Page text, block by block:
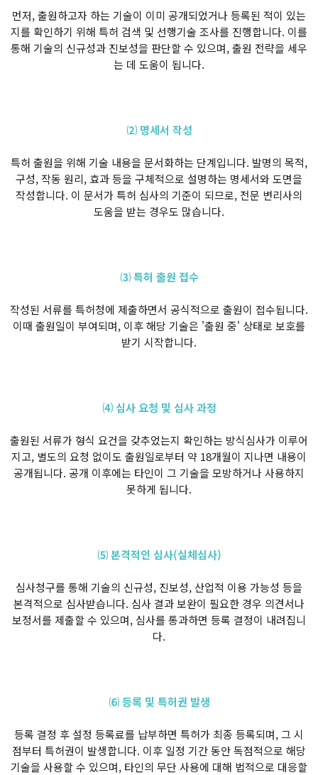
먼저, 출원하고자 하는 기술이 이미 공개되었거나 등록된 적이 있는
지를 확인하기 위해 특허 검색 및 선행기술 조사를 진행합니다. 이를
통해 기술의 신규성과 진보성을 판단할 수 있으며, 출원 전략을 세우
는 데 도움이 됩니다.
⑵ 명세서 작성
특허 출원을 위해 기술 내용을 문서화하는 단계입니다. 발명의 목적,
구성, 작동 원리, 효과 등을 구체적으로 설명하는 명세서와 도면을
작성합니다. 이 문서가 특허 심사의 기준이 되므로, 전문 변리사의
도움을 받는 경우도 많습니다.
⑶ 특허 출원 접수
작성된 서류를 특허청에 제출하면서 공식적으로 출원이 접수됩니다.
이때 출원일이 부여되며, 이후 해당 기술은 '출원 중' 상태로 보호를
받기 시작합니다.
⑷ 심사 요청 및 심사 과정
출원된 서류가 형식 요건을 갖추었는지 확인하는 방식심사가 이루어
지고, 별도의 요청 없이도 출원일로부터 약 18개월이 지나면 내용이
공개됩니다. 공개 이후에는 타인이 그 기술을 모방하거나 사용하지
못하게 됩니다.
⑸ 본격적인 심사(실체심사)
심사청구를 통해 기술의 신규성, 진보성, 산업적 이용 가능성 등을
본격적으로 심사받습니다. 심사 결과 보완이 필요한 경우 의견서나
보정서를 제출할 수 있으며, 심사를 통과하면 등록 결정이 내려집니
다.
⑹ 등록 및 특허권 발생
등록 결정 후 설정 등록료를 납부하면 특허가 최종 등록되며, 그 시
점부터 특허권이 발생합니다. 이후 일정 기간 동안 독점적으로 해당
기술을 사용할 수 있으며, 타인의 무단 사용에 대해 법적으로 대응할